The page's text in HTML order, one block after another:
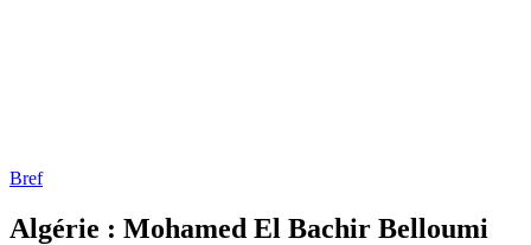
Bref
Algérie : Mohamed El Bachir Belloumi